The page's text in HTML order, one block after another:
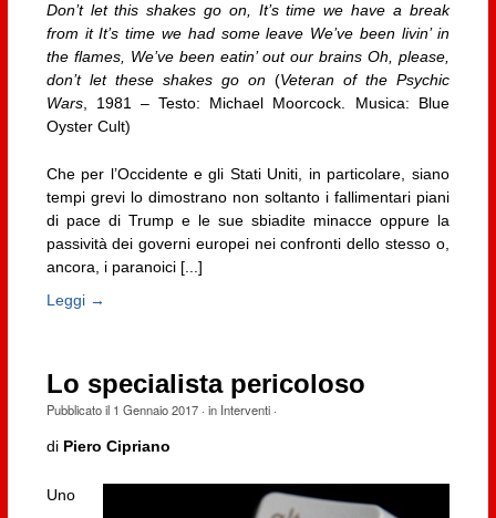
Don’t let this shakes go on, It’s time we have a break
from it It’s time we had some leave We’ve been livin’ in
the flames, We’ve been eatin’ out our brains Oh, please,
don’t let these shakes go on(Veteran of the Psychic
Wars, 1981 – Testo: Michael Moorcock. Musica: Blue
Oyster Cult)
Che per l’Occidente e gli Stati Uniti, in particolare, siano
tempi grevi lo dimostrano non soltanto i fallimentari piani
di pace di Trump e le sue sbiadite minacce oppure la
passività dei governi europei nei confronti dello stesso o,
ancora, i paranoici [...]
Leggi →
Lo specialista pericoloso
Pubblicato il 1 Gennaio 2017· in Interventi·
di Piero Cipriano
Uno